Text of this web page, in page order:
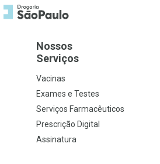
a Home
Nossos
Serviços
Vacinas
Exames e Testes
Serviços Farmacêuticos
Prescrição Digital
Assinatura